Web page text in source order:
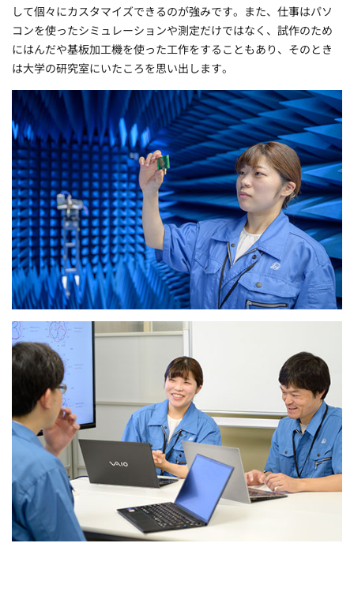
して個々にカスタマイズできるのが強みです。また、仕事はパソ
コンを使ったシミュレーションや測定だけではなく、試作のため
にはんだや基板加工機を使った工作をすることもあり、そのとき
は大学の研究室にいたころを思い出します。